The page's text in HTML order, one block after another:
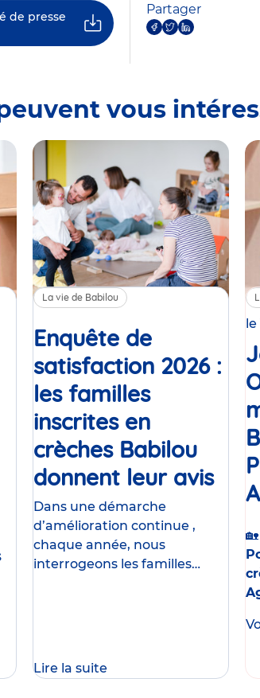
de presse
Partager
vous
La vie de Babilou
Enquête de
satisfaction 2026 :
les familles
inscrites en
crèches Babilou
donnent leur avis
Dans une démarche
d’amélioration continue ,
chaque année, nous
interrogeons les familles
Lire la suite
le
🏡